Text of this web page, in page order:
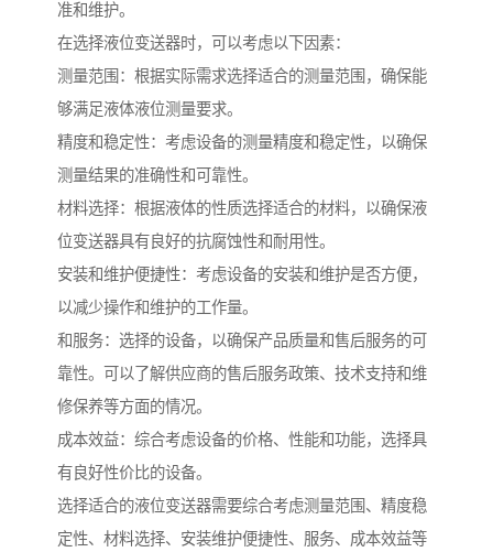
准和维护。
在选择液位变送器时，可以考虑以下因素：
测量范围：根据实际需求选择适合的测量范围，确保能
够满足液体液位测量要求。
精度和稳定性：考虑设备的测量精度和稳定性，以确保
测量结果的准确性和可靠性。
材料选择：根据液体的性质选择适合的材料，以确保液
位变送器具有良好的抗腐蚀性和耐用性。
安装和维护便捷性：考虑设备的安装和维护是否方便，
以减少操作和维护的工作量。
和服务：选择的设备，以确保产品质量和售后服务的可
靠性。可以了解供应商的售后服务政策、技术支持和维
修保养等方面的情况。
成本效益：综合考虑设备的价格、性能和功能，选择具
有良好性价比的设备。
选择适合的液位变送器需要综合考虑测量范围、精度稳
定性、材料选择、安装维护便捷性、服务、成本效益等